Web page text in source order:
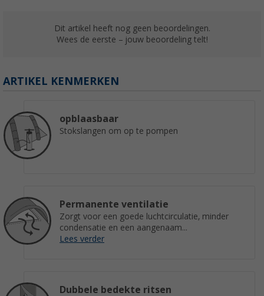
Dit artikel heeft nog geen beoordelingen.
Wees de eerste – jouw beoordeling telt!
ARTIKEL KENMERKEN
opblaasbaar
Stokslangen om op te pompen
Permanente ventilatie
Zorgt voor een goede luchtcirculatie, minder
condensatie en een aangenaam...
Lees verder
Dubbele bedekte ritsen